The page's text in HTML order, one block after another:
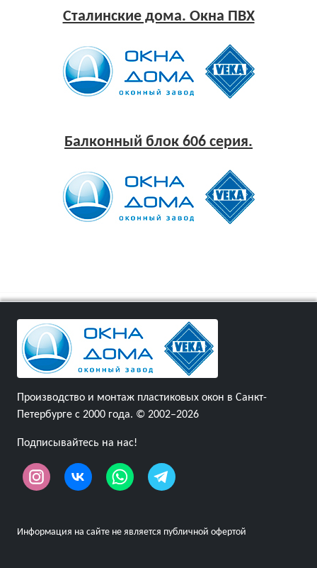
Сталинские дома. Окна ПВХ
Балконный блок 606 серия.
Производство и монтаж пластиковых окон в Санкт-
Петербурге с 2000 года. © 2002–2026
Подписывайтесь на нас!
Информация на сайте не является публичной офертой